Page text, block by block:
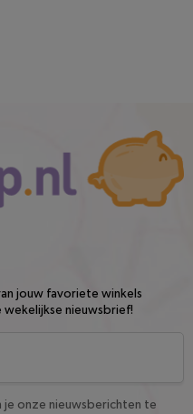
jouw favoriete winkels
nieuwsbrief!
je onze nieuwsberichten te